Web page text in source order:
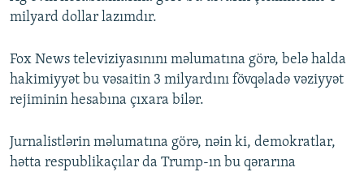
milyard dollar lazımdır.
Fox News televiziyasınını məlumatına görə, belə halda
hakimiyyət bu vəsaitin 3 milyardını fövqəladə vəziyyət
rejiminin hesabına çıxara bilər.
Jurnalistlərin məlumatına görə, nəin ki, demokratlar,
hətta respublikaçılar da Trump-ın bu qərarına